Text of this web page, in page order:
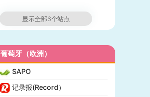
显示全部6个站点
葡萄牙（欧洲）
SAPO
记录报(Record）